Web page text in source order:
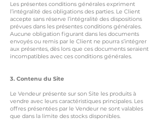
Les présentes conditions générales expriment
l’intégralité des obligations des parties. Le Client
accepte sans réserve l’intégralité des dispositions
prévues dans les présentes conditions générales.
Aucune obligation figurant dans les documents
envoyés ou remis par le Client ne pourra s’intégrer
aux présentes, dès lors que ces documents seraient
incompatibles avec ces conditions générales.
3. Contenu du Site
Le Vendeur présente sur son Site les produits à
vendre avec leurs caractéristiques principales. Les
offres présentées par le Vendeur ne sont valables
que dans la limite des stocks disponibles.